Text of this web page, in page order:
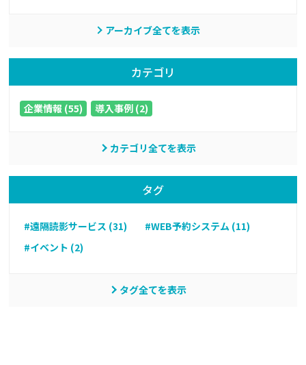
アーカイブ全てを表示
カテゴリ
企業情報 (55) 導入事例 (2)
カテゴリ全てを表示
タグ
#遠隔読影サービス (31)
#WEB予約システム (11)
#イベント (2)
タグ全てを表示